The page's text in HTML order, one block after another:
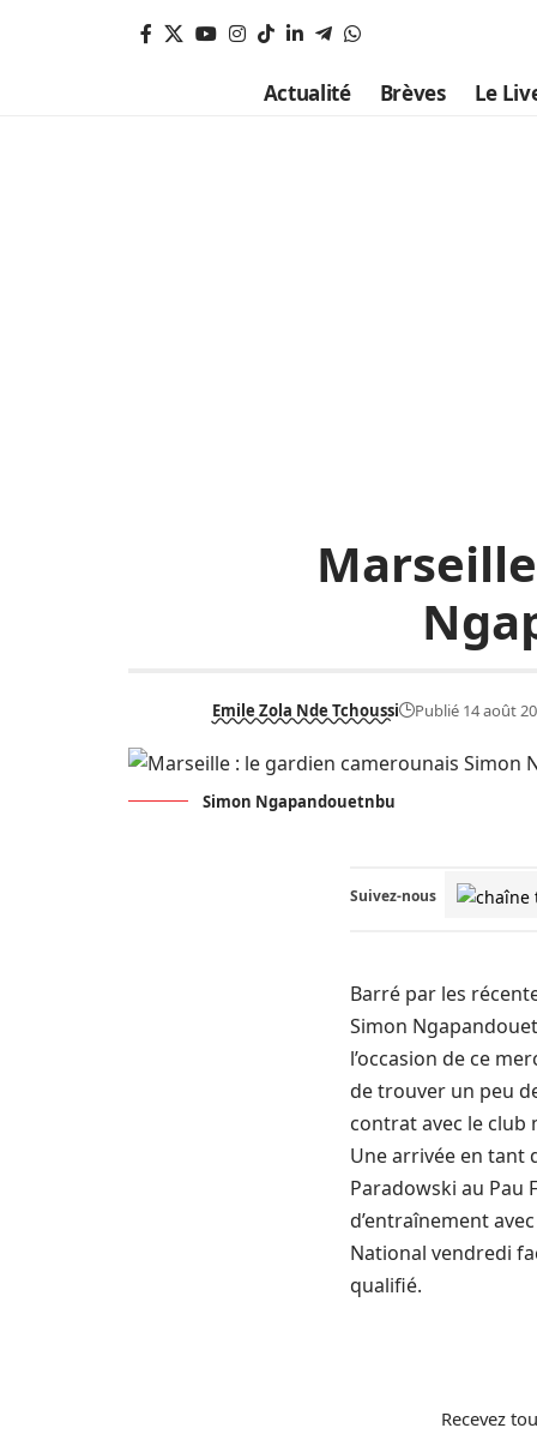
Actualité Brèves Le
Emile Zola Nde Tchoussi Publié 14 août
Simon Ngapandouetnbu
Suivez-nous
Barré par les
Simon
l’occasion de ce
de trouver un peu
contrat avec le club
Une arrivée en tant
Paradowski au Pau
d’entraînement
National vendredi
qualifié.
Recevez